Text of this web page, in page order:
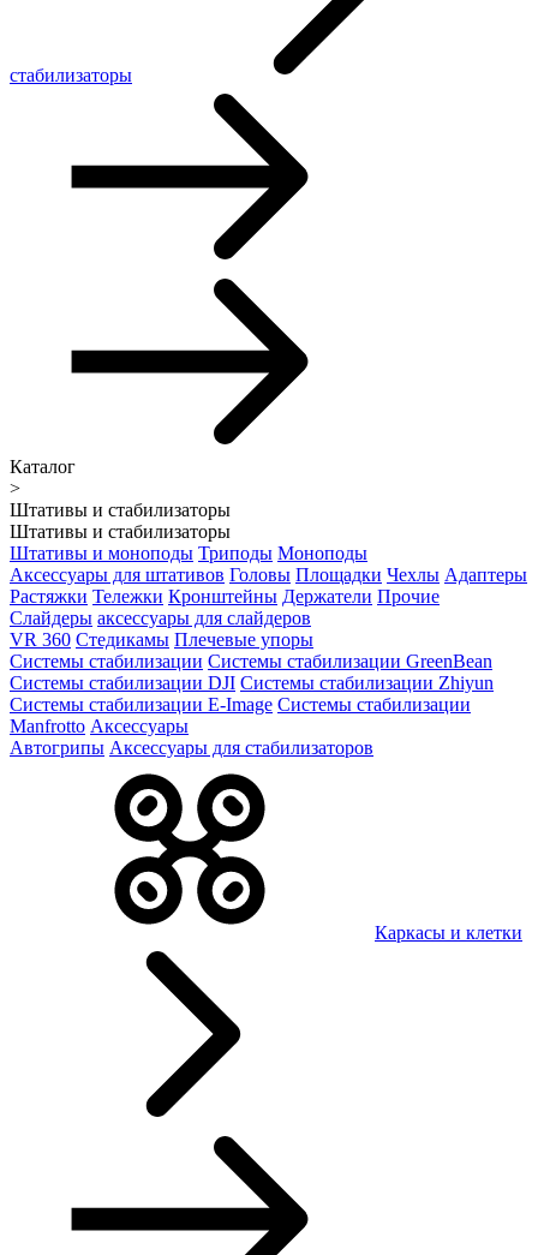
стабилизаторы
Каталог
>
Штативы и стабилизаторы
Штативы и стабилизаторы
Штативы и моноподы Триподы Моноподы
Аксессуары для штативов Головы Площадки Чехлы Адаптеры
Растяжки Тележки Кронштейны Держатели Прочие
Слайдеры аксессуары для слайдеров
VR 360 Стедикамы Плечевые упоры
Системы стабилизации Системы стабилизации GreenBean
Системы стабилизации DJI Системы стабилизации Zhiyun
Системы стабилизации E-Image Системы стабилизации
Manfrotto Аксессуары
Автогрипы Аксессуары для стабилизаторов
Каркасы и клетки